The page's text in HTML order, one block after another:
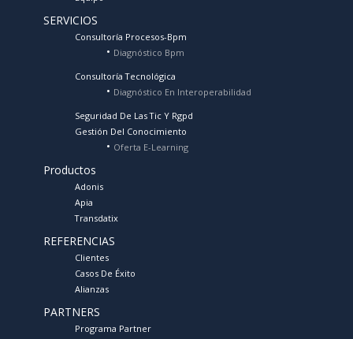
SERVICIOS
Consultoría Procesos-Bpm
Diagnóstico Bpm
Consultoría Tecnológica
Diagnóstico En Interoperabilidad
Seguridad De Las Tic Y Rgpd
Gestión Del Conocimiento
Oferta E-Learning
Productos
Adonis
Apia
Transdatix
REFERENCIAS
Clientes
Casos De Éxito
Alianzas
PARTNERS
Programa Partner